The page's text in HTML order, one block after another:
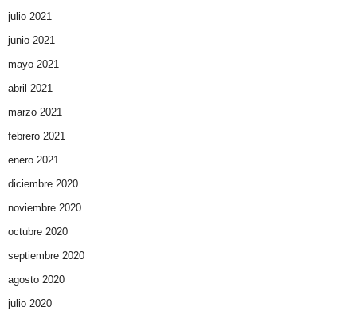
julio 2021
junio 2021
mayo 2021
abril 2021
marzo 2021
febrero 2021
enero 2021
diciembre 2020
noviembre 2020
octubre 2020
septiembre 2020
agosto 2020
julio 2020